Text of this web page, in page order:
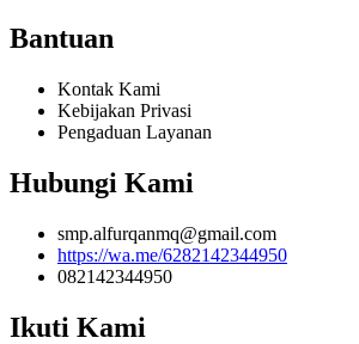
Bantuan
Kontak Kami
Kebijakan Privasi
Pengaduan Layanan
Hubungi Kami
smp.alfurqanmq@gmail.com
https://wa.me/6282142344950
082142344950
Ikuti Kami